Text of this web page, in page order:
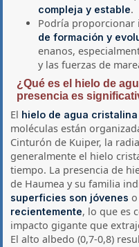
compleja y estable.
Podría proporcionar
de formación y
enanos,
y las fuerzas de
¿Qué es el hielo de
presencia es
El hielo de agua cristalina
moléculas están
Cinturón de Kuiper, la
generalmente el hielo
tiempo. La presencia de
de Haumea y su familia
superficies son jóvenes
recientemente, lo que es
impacto gigante que
El alto albedo (0,7-0,8)